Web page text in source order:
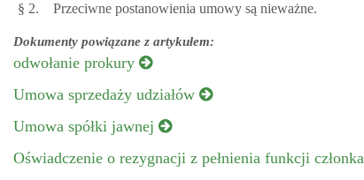
§ 2.
Przeciwne postanowienia umowy są nieważne.
Dokumenty powiązane z artykułem:
odwołanie prokury
Umowa sprzedaży udziałów
Umowa spółki jawnej
Oświadczenie o rezygnacji z pełnienia funkcji